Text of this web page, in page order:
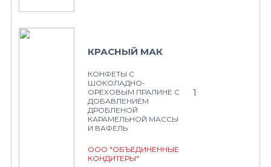
КРАСНЫЙ МАК
КОНФЕТЫ С
ШОКОЛАДНО-
ОРЕХОВЫМ ПРАЛИНЕ С
ДОБАВЛЕНИЕМ
ДРОБЛЕНОЙ
КАРАМЕЛЬНОЙ МАССЫ
И ВАФЕЛЬ
ООО "ОБЪЕДИНЕННЫЕ
КОНДИТЕРЫ"
1